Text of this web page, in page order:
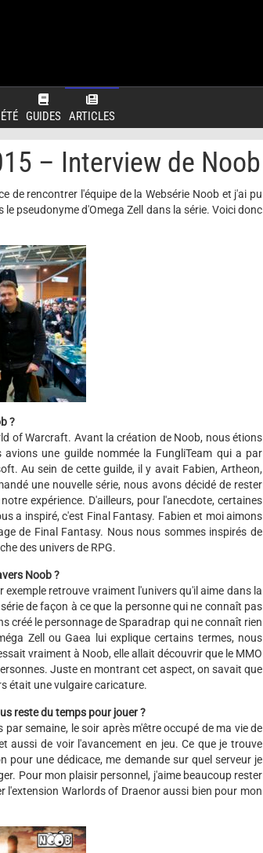
GUIDES ARTICLES
– Interview de Noob
de rencontrer l'équipe de la Websérie Noob et j'ai pu
pseudonyme d'Omega Zell dans la série. Voici donc
?
of Warcraft. Avant la création de Noob, nous étions
une guilde nommée la FungliTeam qui a par
Au sein de cette guilde, il y avait Fabien, Artheon,
une nouvelle série, nous avons décidé de rester
expérience. D'ailleurs, pour l'anecdote, certaines
a inspiré, c'est Final Fantasy. Fabien et moi aimons
de Final Fantasy. Nous nous sommes inspirés de
des univers de RPG.
Noob ?
retrouve vraiment l'univers qu'il aime dans la
de façon à ce que la personne qui ne connaît pas
créé le personnage de Sparadrap qui ne connaît rien
Zell ou Gaea lui explique certains termes, nous
vraiment à Noob, elle allait découvrir que le MMO
Juste en montrant cet aspect, on savait que
était une vulgaire caricature.
reste du temps pour jouer ?
semaine, le soir après m'être occupé de ma vie de
aussi de voir l'avancement en jeu. Ce que je trouve
pour une dédicace, me demande sur quel serveur je
Pour mon plaisir personnel, j'aime beaucoup rester
l'extension Warlords of Draenor aussi bien pour mon